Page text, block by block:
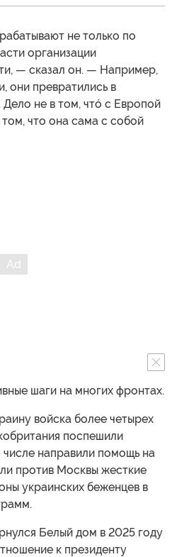
не только по
организации
— сказал он. — Например,
они превратились в
не в том, чтó с Европой
что она сама с собой
шаги на многих фронтах.
войска более четырех
поспешили
направили помощь на
против Москвы жесткие
украинских беженцев в
Белый дом в 2025 году
к президенту